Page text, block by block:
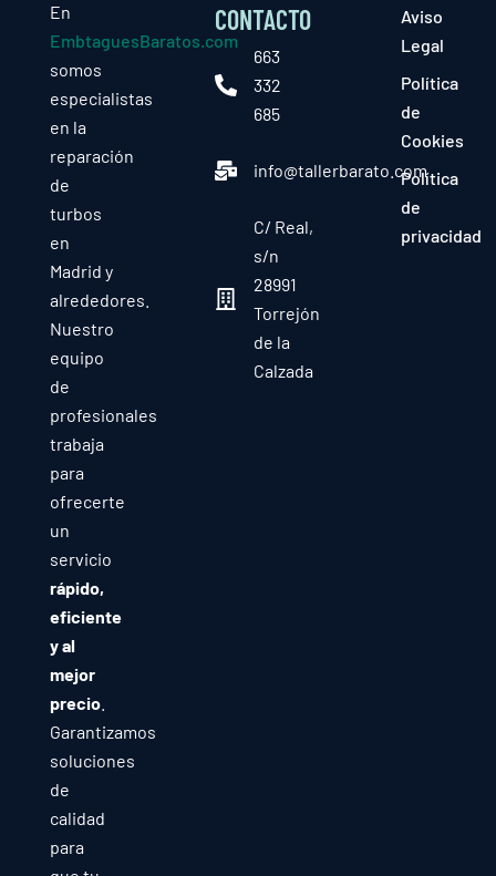
En
EmbtaguesBaratos.com
somos
especialistas
en la
reparación
de
turbos
en
Madrid y
alrededores.
Nuestro
equipo
de
profesionales
trabaja
para
ofrecerte
un
servicio
rápido,
eficiente
y al
mejor
precio.
Garantizamos
soluciones
de
calidad
para
CONTACTO
663
332
685
info@tallerbarato.com
C/ Real,
s/n
28991
Torrejón
de la
Calzada
Aviso
Legal
Política
de
Cookies
Política
de
privacidad